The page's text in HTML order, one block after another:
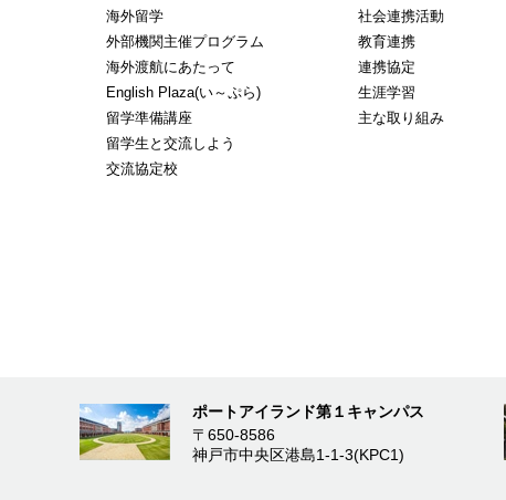
海外留学
外部機関主催プログラム
海外渡航にあたって
English Plaza(い～ぷら)
留学準備講座
留学生と交流しよう
交流協定校
社会連携活動
教育連携
連携協定
生涯学習
主な取り組み
ポートアイランド第１キャンパス
〒650-8586
神戸市中央区港島1-1-3(KPC1)